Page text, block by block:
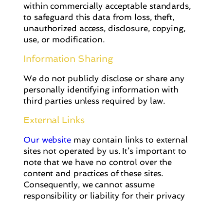
within commercially acceptable standards,
to safeguard this data from loss, theft,
unauthorized access, disclosure, copying,
use, or modification.
Information Sharing
We do not publicly disclose or share any
personally identifying information with
third parties unless required by law.
External Links
Our websitemay contain links to external
sites not operated by us. It’s important to
note that we have no control over the
content and practices of these sites.
Consequently, we cannot assume
responsibility or liability for their privacy